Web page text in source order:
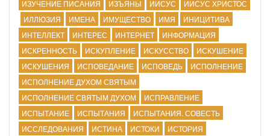
ИЗУЧЕНИЕ ПИСАНИЯ ИЗЪЯНЫ ИИСУС
ИИСУС ХРИСТОС
ИЛЛЮЗИЯ
ИМЕНА ИМУЩЕСТВО ИМЯ
ИНИЦИТИВА
ИНТЕЛЛЕКТ
ИНТЕРЕС ИНТЕРНЕТ
ИНФОРМАЦИЯ
ИСКРЕННОСТЬ
ИСКУПЛЕНИЕ ИСКУССТВО
ИСКУШЕНИЕ
ИСКУШЕНИЯ
ИСПОВЕДАНИЕ ИСПОВЕДЬ
ИСПОЛНЕНИЕ
ИСПОЛНЕНИЕ ДУХОМ СВЯТЫМ
ИСПОЛНЕНИЕ СВЯТЫМ ДУХОМ
ИСПРАВЛЕНИЕ
ИСПЫТАНИЕ
ИСПЫТАНИЯ
ИСПЫТАНИЯ. СОВЕСТЬ
ИССЛЕДОВАНИЯ
ИСТИНА ИСТОКИ
ИСТОРИЯ